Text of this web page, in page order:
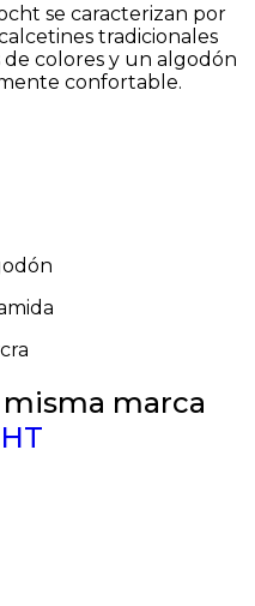
se caracterizan por
tradicionales
de colores y un algodón
confortable.
marca